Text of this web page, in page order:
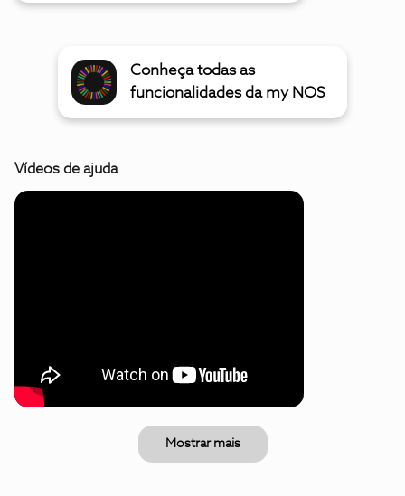
Conheça todas as
funcionalidades da my NOS
Vídeos de ajuda
Mostrar mais